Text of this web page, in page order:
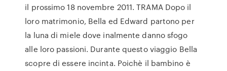
il prossimo 18 novembre 2011. TRAMA Dopo il
loro matrimonio, Bella ed Edward partono per
la luna di miele dove inalmente danno sfogo
alle loro passioni. Durante questo viaggio Bella
scopre di essere incinta. Poichè il bambino è